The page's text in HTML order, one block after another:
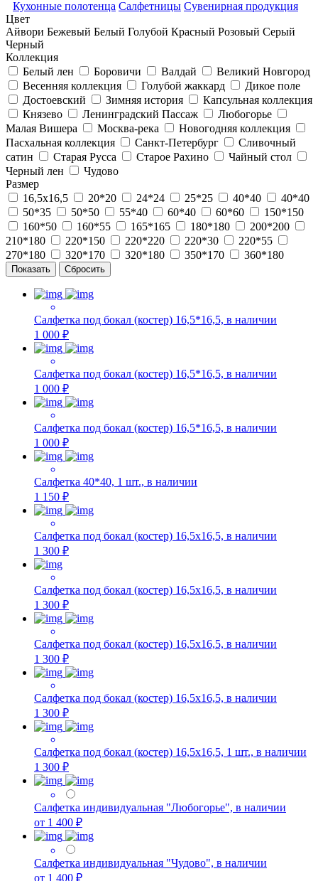
Кухонные полотенца Салфетницы Сувенирная продукция
Цвет
Айвори Бежевый Белый Голубой Красный Розовый Серый
Черный
Коллекция
Белый лен
Боровичи Валдай
Великий Новгород
Весенняя коллекция
Голубой жаккард
Дикое поле
Достоевский
Зимняя история
Капсульная коллекция
Князево
Ленинградский Пассаж
Любогорье
Малая Вишера
Москва-река
Новогодняя коллекция
Пасхальная коллекция
Санкт-Петербург
Сливочный
сатин
Старая Русса Старое Рахино
Чайный стол
Черный лен
Чудово
Размер
16,5х16,5
20*20 24*24 25*25 40*40
40*40
50*35
50*50 55*40 60*40 60*60
150*150
160*50
160*55 165*165 180*180
200*200
210*180
220*150 220*220 220*30
220*55
270*180
320*170 320*180 350*170 360*180
Салфетка под бокал (костер) 16,5*16,5, в наличии
1 000 ₽
Салфетка под бокал (костер) 16,5*16,5, в наличии
1 000 ₽
Салфетка под бокал (костер) 16,5*16,5, в наличии
1 000 ₽
Салфетка 40*40, 1 шт., в наличии
1 150 ₽
Салфетка под бокал (костер) 16,5х16,5, в наличии
1 300 ₽
Салфетка под бокал (костер) 16,5х16,5, в наличии
1 300 ₽
Салфетка под бокал (костер) 16,5х16,5, в наличии
1 300 ₽
Салфетка под бокал (костер) 16,5х16,5, в наличии
1 300 ₽
Салфетка под бокал (костер) 16,5х16,5, 1 шт., в наличии
1 300 ₽
Салфетка индивидуальная "Любогорье", в наличии
от 1 400 ₽
Салфетка индивидуальная "Чудово", в наличии
от 1 400 ₽